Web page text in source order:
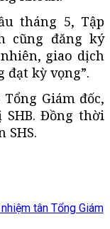
tháng 5, Tập
cũng đăng ký
giao dịch
đạt kỳ vọng”.
Giám đốc,
Đồng thời
SHS.
tân Tổng Giám